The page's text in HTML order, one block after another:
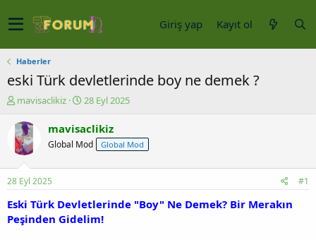
Giriş yap Kayıt ol
Haberler
eski Türk devletlerinde boy ne demek ?
K
n
u
y
b
a
ş
a
mavisaclikiz
B
ş
a
ç
t
a
28 Eyl 2025
mavisaclikiz
Global Mod Global Mod
28 Eyl 2025 #1
Eski Türk Devletlerinde "Boy" Ne Demek? Bir Merakın
Peşinden Gidelim!